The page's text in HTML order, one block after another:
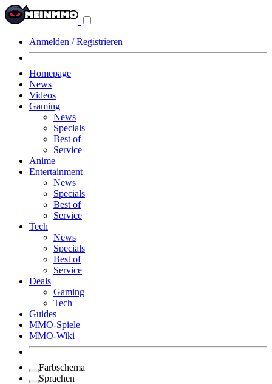
Anmelden / Registrieren
Homepage
News
Videos
Gaming
News
Specials
Best of
Service
Anime
Entertainment
News
Specials
Best of
Service
Tech
News
Specials
Best of
Service
Deals
Gaming
Tech
Guides
MMO-Spiele
MMO-Wiki
Farbschema
Sprachen